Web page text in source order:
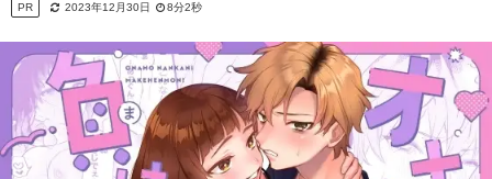
PR 2023年12月30日 8分2秒